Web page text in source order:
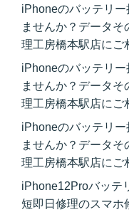
iPhoneのバッテリ
ませんか？データ
理工房橋本駅店にご
iPhoneのバッテリ
ませんか？データ
理工房橋本駅店にご
iPhoneのバッテリ
ませんか？データ
理工房橋本駅店にご
iPhone12Proバッ
短即日修理のスマホ